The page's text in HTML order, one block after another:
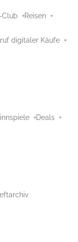
Club Reisen
digitaler Käufe
Deals